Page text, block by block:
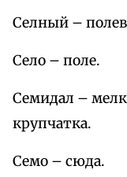
Селный –
Село – поле.
Семидал –
крупчатка.
Семо – сюда.